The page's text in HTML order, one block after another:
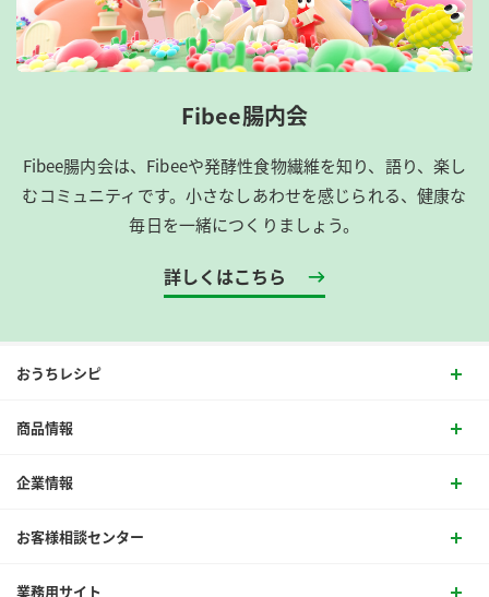
Fibee腸内会
Fibee腸内会は、​Fibeeや発酵性食物繊維を知り、語り、楽し
むコミュニティです。​小さなしあわせを感じられる、健康な
毎日を一緒につくりましょう。
詳しくはこちら
おうちレシピ
商品情報
企業情報
お客様相談センター
業務用サイト